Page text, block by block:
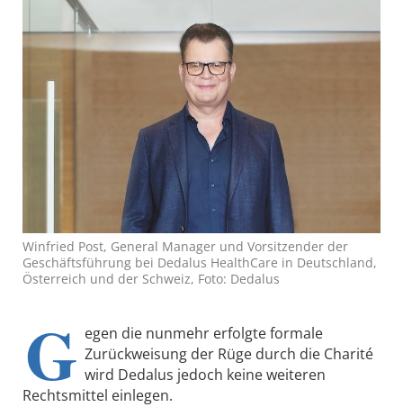
Winfried Post, General Manager und Vorsitzender der
Geschäftsführung bei Dedalus HealthCare in Deutschland,
Österreich und der Schweiz, Foto: Dedalus
G egen die nunmehr erfolgte formale
Zurückweisung der Rüge durch die Charité
wird Dedalus jedoch keine weiteren
Rechtsmittel einlegen.